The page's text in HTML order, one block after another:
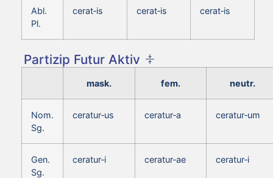
Abl.
Pl.
cerat‑is cerat‑is cerat‑is
Partizip Futur Aktiv
mask. fem. neutr.
Nom.
Sg.
ceratur‑us ceratur‑a ceratur‑um
Gen.
Sg.
ceratur‑i ceratur‑ae ceratur‑i